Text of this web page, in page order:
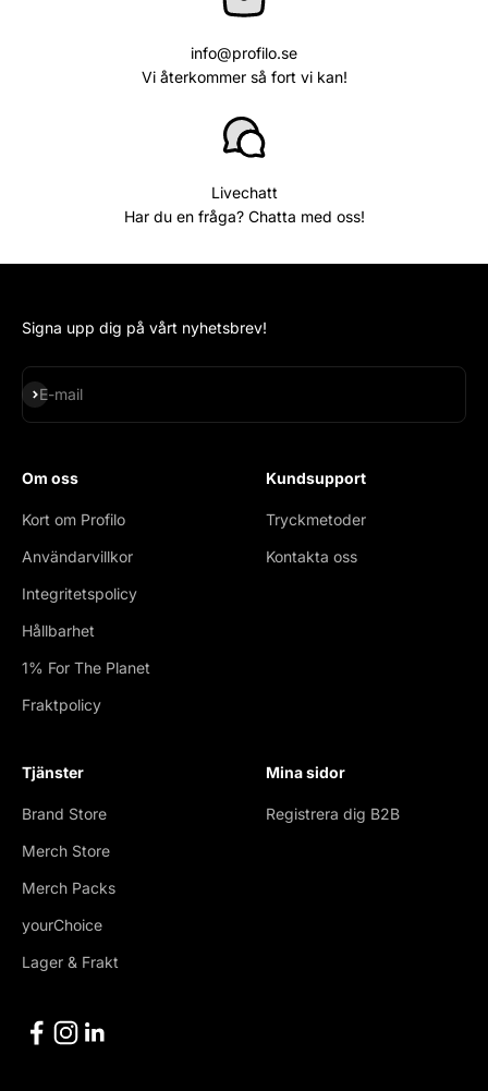
info@profilo.se
Vi återkommer så fort vi kan!
Livechatt
Har du en fråga? Chatta med oss!
Signa upp dig på vårt nyhetsbrev!
E-mail
Subscribe
Om oss
Kort om Profilo
Användarvillkor
Integritetspolicy
Hållbarhet
1% For The Planet
Fraktpolicy
Kundsupport
Tryckmetoder
Kontakta oss
Tjänster
Brand Store
Merch Store
Merch Packs
yourChoice
Lager & Frakt
Mina sidor
Registrera dig B2B